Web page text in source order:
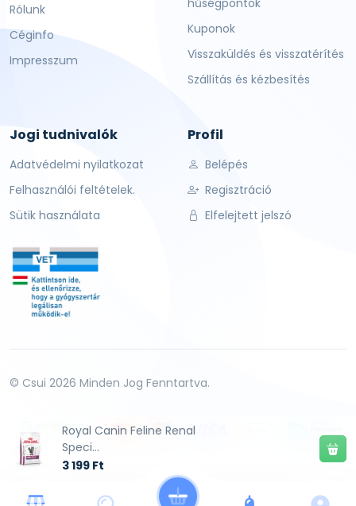
Royal Canin Feline Renal
Speci...
3 199 Ft
Rólunk
Céginfo
Impresszum
hűségpontok
Kuponok
Visszaküldés és visszatérítés
Szállítás és kézbesítés
Jogi tudnivalók
Adatvédelmi nyilatkozat
Felhasználói feltételek.
Sütik használata
Profil
Belépés
Regisztráció
Elfelejtett jelszó
© Csui 2026 Minden Jog Fenntartva.